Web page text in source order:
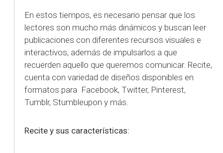
En estos tiempos, es necesario pensar que los
lectores son mucho más dinámicos y buscan leer
publicaciones con diferentes recursos visuales e
interactivos, además de impulsarlos a que
recuerden aquello que queremos comunicar. Recite,
cuenta con variedad de diseños disponibles en
formatos para Facebook, Twitter, Pinterest,
Tumblr, Stumbleupon y más.
Recite y sus características: